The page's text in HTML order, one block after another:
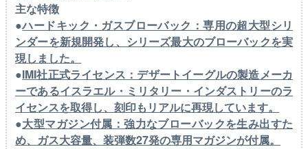
主な特徴
●ハードキック・ガスブローバック：専用の超大型シリ
ンダーを新規開発し、シリーズ最大のブローバックを実
現しました。
●IMI社正式ライセンス：デザートイーグルの製造メーカ
ーであるイスラエル・ミリタリー・インダストリーのラ
イセンスを取得し、刻印もリアルに再現しています。
●大型マガジン付属：強力なブローバックを生み出すた
め、ガス大容量、装弾数27発の専用マガジンが付属。